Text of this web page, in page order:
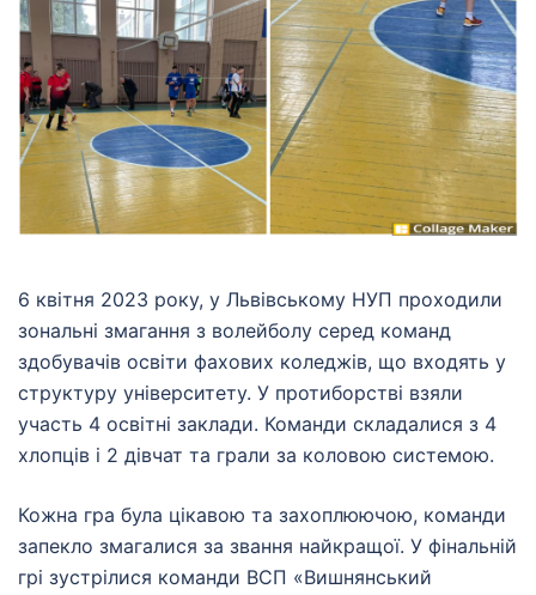
6 квітня 2023 року, у Львівському НУП проходили
зональні змагання з волейболу серед команд
здобувачів освіти фахових коледжів, що входять у
структуру університету. У протиборстві взяли
участь 4 освітні заклади. Команди складалися з 4
хлопців і 2 дівчат та грали за коловою системою.
Кожна гра була цікавою та захоплюючою, команди
запекло змагалися за звання найкращої. У фінальній
грі зустрілися команди ВСП «Вишнянський